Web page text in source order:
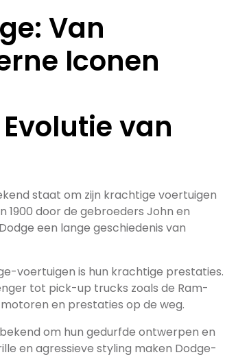
Van
Iconen
van
staat om zijn krachtige voertuigen
door de gebroeders John en
een lange geschiedenis van
voertuigen is hun krachtige prestaties.
tot pick-up trucks zoals de Ram-
en prestaties op de weg.
om hun gedurfde ontwerpen en
en agressieve styling maken Dodge-